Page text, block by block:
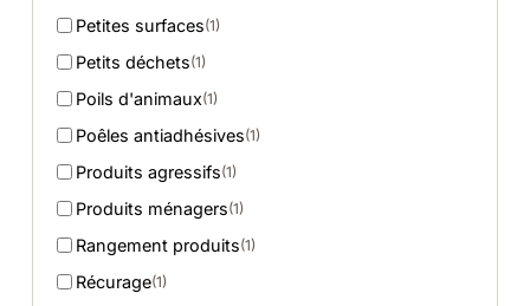
Petites surfaces(1)
Petits déchets(1)
Poils d'animaux(1)
Poêles antiadhésives(1)
Produits agressifs(1)
Produits ménagers(1)
Rangement produits(1)
Récurage(1)